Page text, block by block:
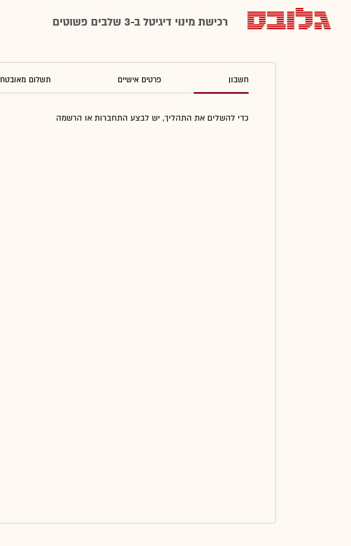
רכישת מינוי דיגיטל ב-3 שלבים פשוטים
חשבון פרטים אישיים תשלום מאובטח
כדי להשלים את התהליך, יש לבצע התחברות או הרשמה